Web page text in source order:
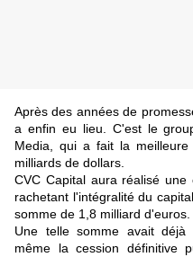
Après des années de
a enfin eu lieu. C'est le
Media, qui a fait la
milliards de dollars.
CVC Capital aura réalisé une
rachetant l'intégralité du
somme de 1,8 milliard d'euros.
Une telle somme avait déjà
même la cession définitive